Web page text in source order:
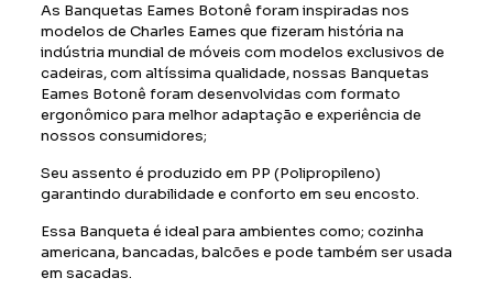
As Banquetas Eames Botonê foram inspiradas nos
modelos de Charles Eames que fizeram história na
indústria mundial de móveis com modelos exclusivos de
cadeiras, com altíssima qualidade, nossas Banquetas
Eames Botonê foram desenvolvidas com formato
ergonômico para melhor adaptação e experiência de
nossos consumidores;
Seu assento é produzido em PP (Polipropileno)
garantindo durabilidade e conforto em seu encosto.
Essa Banqueta é ideal para ambientes como; cozinha
americana, bancadas, balcões e pode também ser usada
em sacadas.